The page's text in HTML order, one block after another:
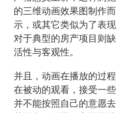
的三维动画效果图制作
示，或其它类似为了表
对于典型的房产项目则
活性与客观性。
并且，动画在播放的过
在被动的观看，接受一
并不能按照自己的意愿